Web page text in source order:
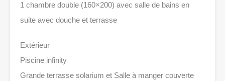
1 chambre double (160×200) avec salle de bains en
suite avec douche et terrasse
Extérieur
Piscine infinity
Grande terrasse solarium et Salle à manger couverte